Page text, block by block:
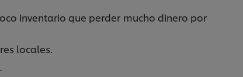
inventario que perder mucho dinero por
locales.